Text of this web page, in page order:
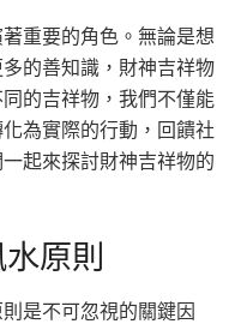
重要的角色。無論是想
的善知識，財神吉祥物
的吉祥物，我們不僅能
為實際的行動，回饋社
起來探討財神吉祥物的
原則
則是不可忽視的關鍵因